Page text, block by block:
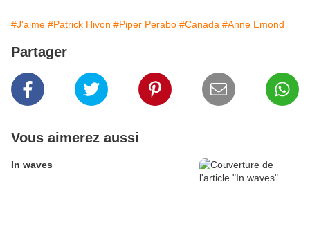
#J'aime #Patrick Hivon #Piper Perabo #Canada #Anne Emond
Partager
Vous aimerez aussi
In waves